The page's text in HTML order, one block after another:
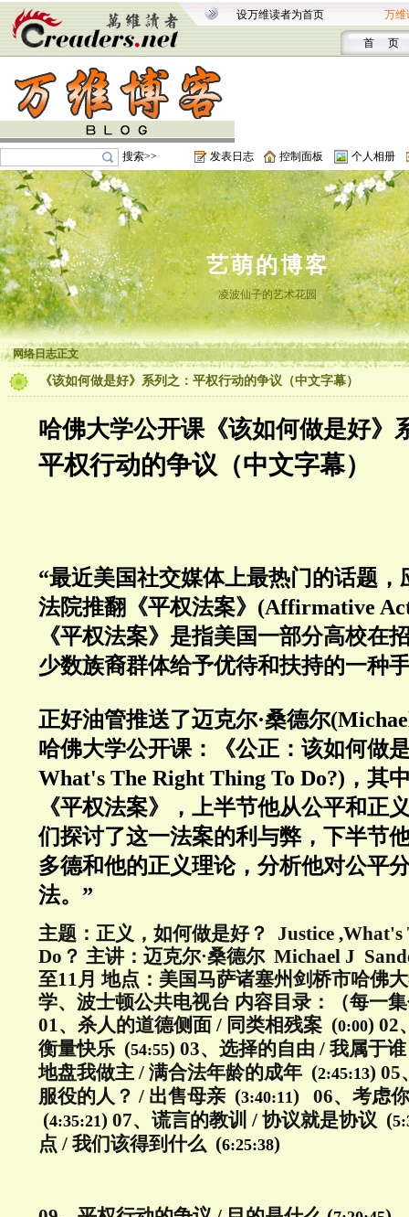
设万维读者为首页 万维
首 页
搜索>> 发表日志 控制面板 个人相册
艺萌的博客
凌波仙子的艺术花园
网络日志正文
《该如何做是好》系列之：平权行动的争议（中文字幕）
哈佛大学公开课《该如何做是好》
平权行动的争议（中文字幕）
“最近美国社交媒体上最热门的话题，
法院推翻《平权法案》(Affirmative
《平权法案》是指美国一部分高校在
少数族裔群体给予优待和扶持的一种
正好油管推送了迈克尔·桑德尔
哈佛大学公开课：《公正：该如何做
What's The Right Thing To Do?)，其
《平权法案》，上半节他从公平和正
们探讨了这一法案的利与弊，下半节
多德和他的正义理论，分析他对公平
法。”
主题：正义，如何做是好？ Justice
Do？ 主讲：迈克尔·桑德尔 Michael J
至11月 地点：美国马萨诸塞州剑桥市哈佛
学、波士顿公共电视台 内容目录：（每一
01、杀人的道德侧面 / 同类相残案 (0:00) 02
衡量快乐 (54:55) 03、选择的自由 / 我属于
地盘我做主 / 满合法年龄的成年 (2:45:13) 05
服役的人？ / 出售母亲 (3:40:11) 06、考虑
(4:35:21) 07、谎言的教训 / 协议就是协议 (
点 / 我们该得到什么 (6:25:38)